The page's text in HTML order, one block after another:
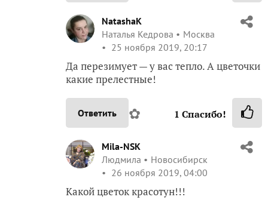
NatashaK
Наталья Кедрова
Москва
25 ноября 2019, 20:17
Да перезимует — у вас тепло. А цветочки
какие прелестные!
Ответить ✿ 1 Спасибо!
Mila-NSK
Людмила
Новосибирск
26 ноября 2019, 04:00
Какой цветок красотун!!!